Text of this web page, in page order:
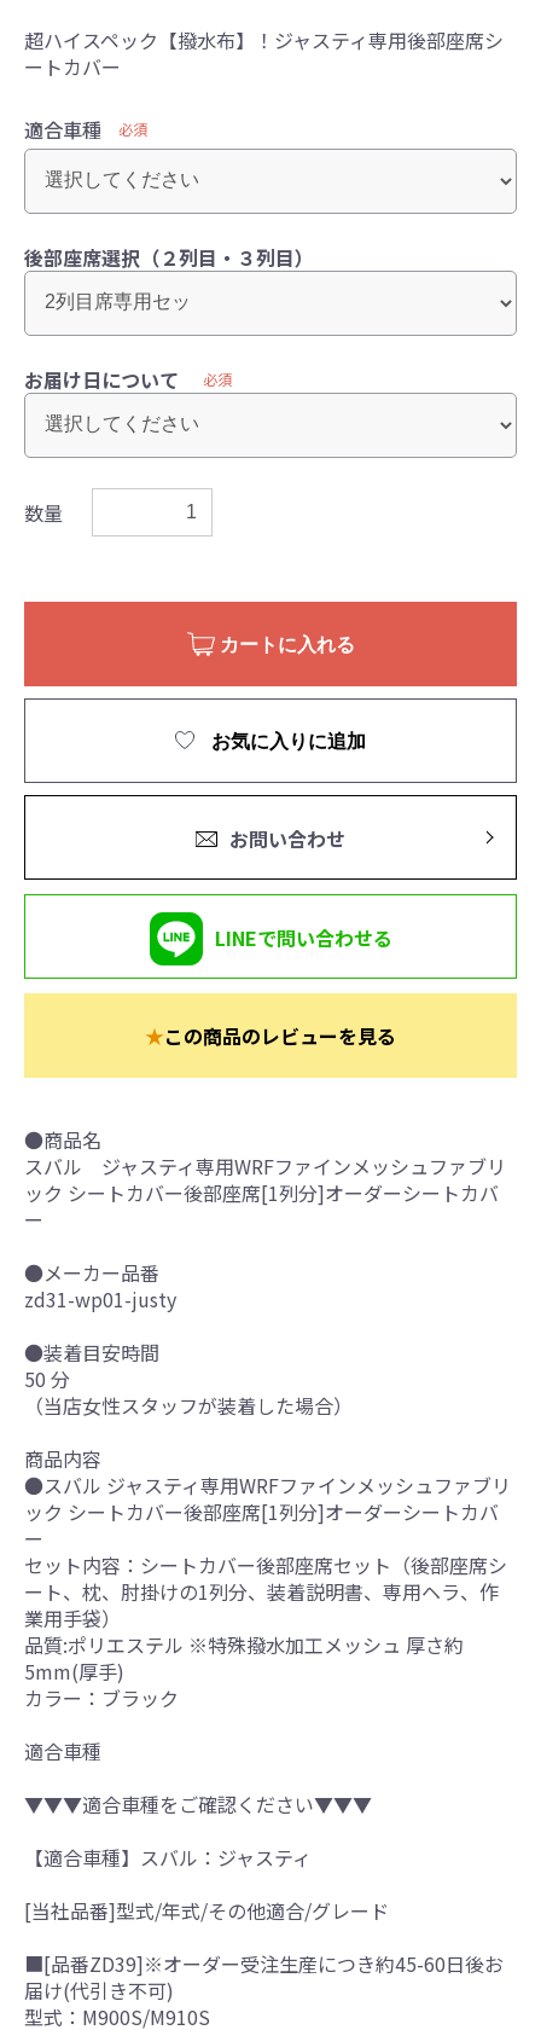
超ハイスペック【撥水布】！ジャスティ専用後部座席シ
ートカバー
適合車種 必須
後部座席選択（２列目・３列目）
お届け日について 必須
数量
カートに入れる
お気に入りに追加
お問い合わせ
LINEで問い合わせる
★この商品のレビューを見る
●商品名
スバル ジャスティ専用WRFファインメッシュファブリ
ック シートカバー後部座席[1列分]オーダーシートカバ
ー
●メーカー品番
zd31-wp01-justy
●装着目安時間
50 分
（当店女性スタッフが装着した場合）
商品内容
●スバル ジャスティ専用WRFファインメッシュファブリ
ック シートカバー後部座席[1列分]オーダーシートカバ
ー
セット内容：シートカバー後部座席セット（後部座席シ
ート、枕、肘掛けの1列分、装着説明書、専用ヘラ、作
業用手袋）
品質:ポリエステル ※特殊撥水加工メッシュ 厚さ約
5mm(厚手)
カラー：ブラック
適合車種
▼▼▼適合車種をご確認ください▼▼▼
【適合車種】スバル：ジャスティ
[当社品番]型式/年式/その他適合/グレード
■[品番ZD39]※オーダー受注生産につき約45-60日後お
届け(代引き不可)
型式：M900S/M910S